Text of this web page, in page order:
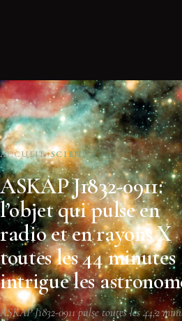
ACCUEIL SCIENCE
ASKAP J1832-0911:
l’objet qui pulse en
radio et en rayons X
toutes les 44 minutes
intrigue les
ASKAP J1832-0911 pulse toutes les 44,2